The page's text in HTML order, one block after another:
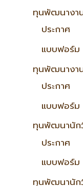
ทุนพัฒนางา
ประกาศ
แบบฟอร์ม
ทุนพัฒนางา
ประกาศ
แบบฟอร์ม
ทุนพัฒนานัก
ประกาศ
แบบฟอร์ม
ทุนพัฒนานัก